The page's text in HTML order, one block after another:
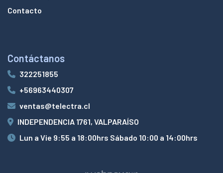
Contacto
Contáctanos
322251855
+56963440307
ventas@telectra.cl
INDEPENDENCIA 1761, VALPARAÍSO
Lun a Vie 9:55 a 18:00hrs Sábado 10:00 a 14:00hrs